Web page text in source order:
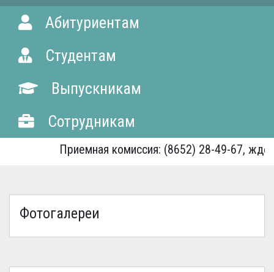
Абитуриентам
Студентам
Выпускникам
Сотрудникам
Приемная комиссия: (8652) 28-49-67, ждем
Фотогалереи